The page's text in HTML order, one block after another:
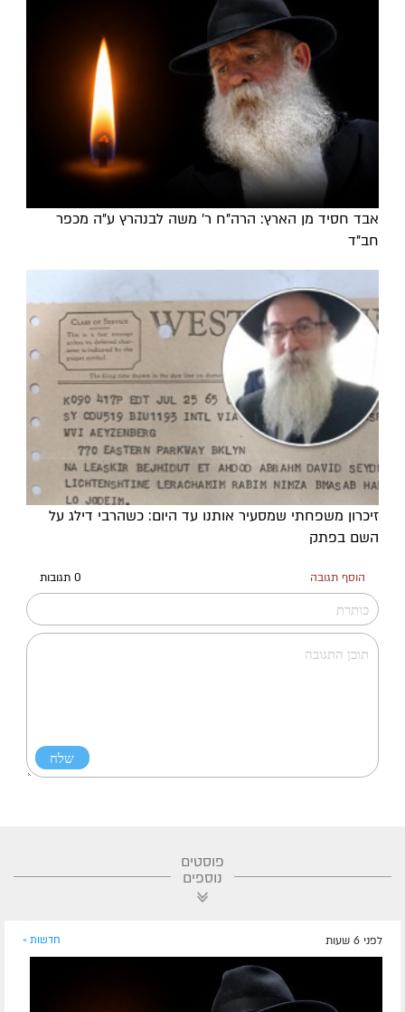
אבד חסיד מן הארץ: הרה"ח ר' משה לבנהרץ ע"ה מכפר
חב"ד
זיכרון משפחתי שמסעיר אותנו עד היום: כשהרבי דילג על
השם בפתק
הוסף תגובה 0 תגובות
פוסטים
נוספים
לפני 6 שעות חדשות »